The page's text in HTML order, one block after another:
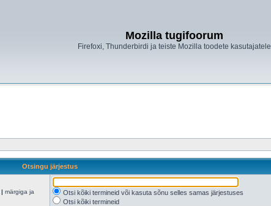
Mozilla tugifoorum
Firefoxi, Thunderbirdi ja teiste Mozilla toodete kasutajatele
Otsingu järjestus
| märgiga ja
Otsi kõiki termineid või kasuta sõnu selles samas järjestuses
Otsi kõiki termineid